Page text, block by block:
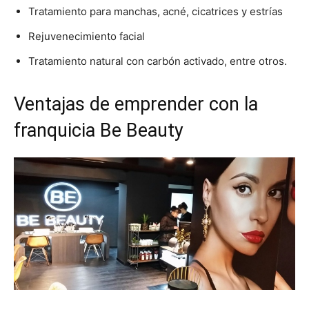
Tratamiento para manchas, acné, cicatrices y estrías
Rejuvenecimiento facial
Tratamiento natural con carbón activado, entre otros.
Ventajas de emprender con la
franquicia Be Beauty